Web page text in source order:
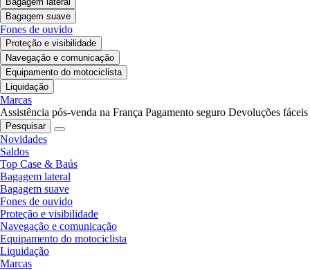
Bagagem suave
Fones de ouvido
Proteção e visibilidade
Navegação e comunicação
Equipamento do motociclista
Liquidação
Marcas
Assistência pós-venda na França Pagamento seguro Devoluções fáceis
Pesquisar
Novidades
Saldos
Top Case & Baús
Bagagem lateral
Bagagem suave
Fones de ouvido
Proteção e visibilidade
Navegação e comunicação
Equipamento do motociclista
Liquidação
Marcas